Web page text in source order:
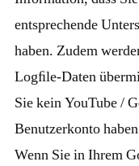
entsprechende
haben. Zudem
Logﬁle-Daten
Sie kein YouTube /
Benutzerkonto
Wenn Sie in Ihrem